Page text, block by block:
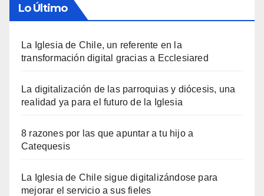
Lo Último
La Iglesia de Chile, un referente en la
transformación digital gracias a Ecclesiared
La digitalización de las parroquias y diócesis, una
realidad ya para el futuro de la Iglesia
8 razones por las que apuntar a tu hijo a
Catequesis
La Iglesia de Chile sigue digitalizándose para
mejorar el servicio a sus fieles